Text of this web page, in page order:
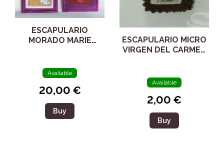
ESCAPULARIO
MORADO MARIE
Available
20,00 €
Buy
ESCAPULARIO MICRO
VIRGEN DEL CARMEN
Available
2,00 €
Buy